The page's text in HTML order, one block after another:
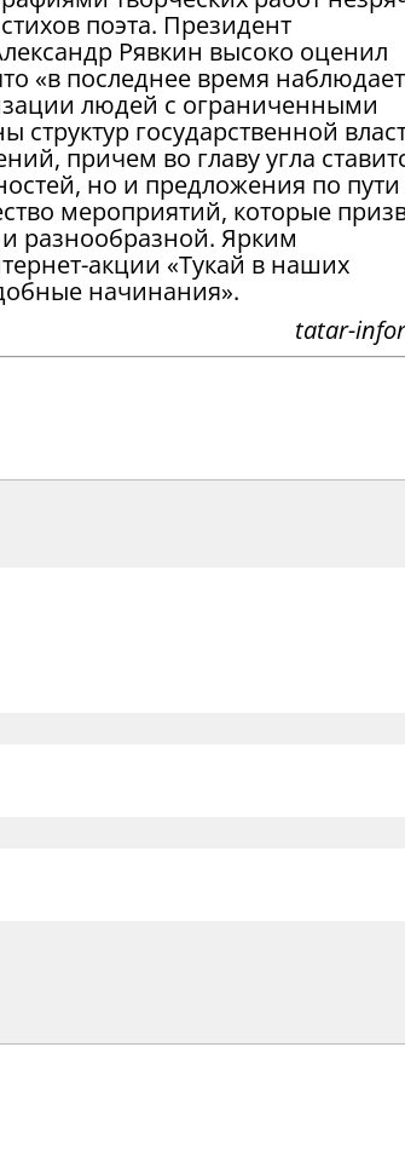
поэта. Президент
Рявкин высоко оценил
«в последнее время
людей с ограниченными
государственной
причем во главу угла
но и предложения по
мероприятий, которые
разнообразной. Ярким
акции «Тукай в наших
начинания».
tatar-